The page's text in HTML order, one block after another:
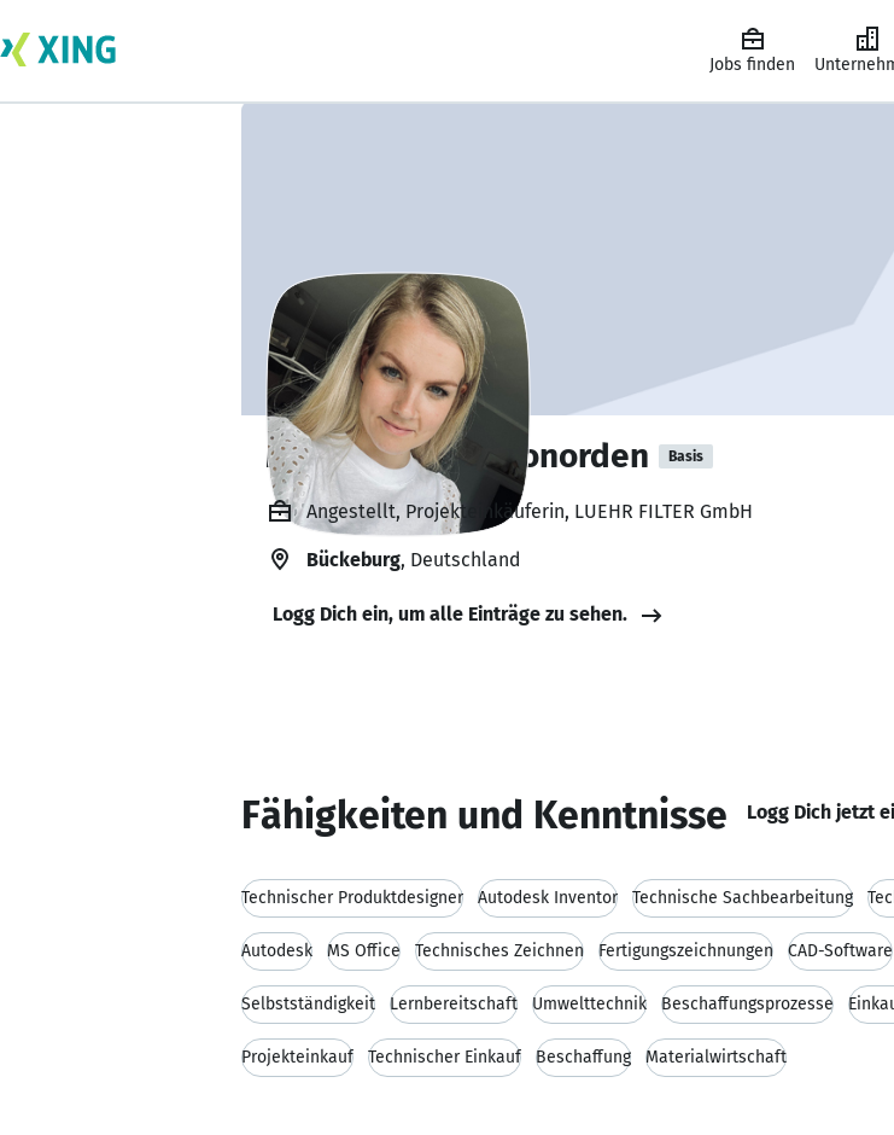
Jobs finden
Marie-Charlott Bonorden Basis
Angestellt, Projekteinkäuferin, LUEHR FILTER GmbH
Bückeburg, Deutschland
Logg Dich ein, um alle Einträge zu sehen.
Fähigkeiten und Kenntnisse Logg Dich jetzt
Technischer Produktdesigner Autodesk Inventor Technische Sachbearbeitung
Autodesk MS Office Technisches Zeichnen Fertigungszeichnungen CAD-Software
Selbstständigkeit Lernbereitschaft Umwelttechnik Beschaffungsprozesse
Projekteinkauf Technischer Einkauf Beschaffung Materialwirtschaft